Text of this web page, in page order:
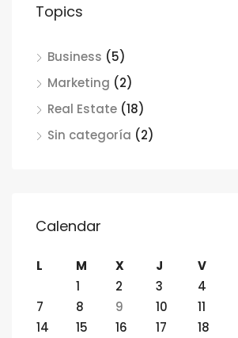
Topics
Business (5)
Marketing (2)
Real Estate (18)
Sin categoría (2)
Calendar
L M X J V
1
2 3 4
7
8 9 10 11
14
15 16 17 18